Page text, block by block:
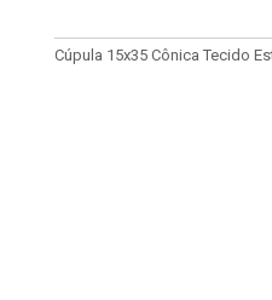
Cúpula 15x35 Cônica Tecido